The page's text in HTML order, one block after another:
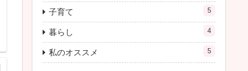
子育て 5
暮らし 4
私のオススメ 5